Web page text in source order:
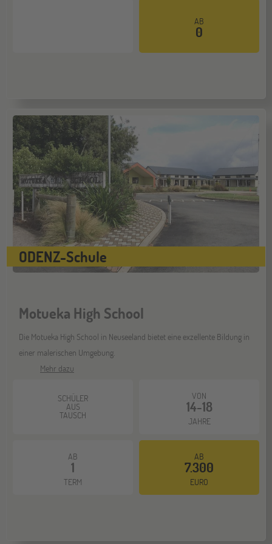
17
OKT
Stuttgart
Jugendbildungsmesse JuBi
28
OKT
ONLINE
Schüleraustausch-Infoabend (Ozeanien)
Bochum
07
NOV
Berlin
Jugendbildungsmesse JuBi
ONLINE
Schüleraustausch-Infoabend (Europa)
Hannover
Jugendbildungsmesse JuBi
AB
0
ODENZ-Schule
Motueka High School
Die Motueka High School in Neuseeland bietet eine exzellente Bildung in
einer malerischen Umgebung.
Mehr dazu
SCHÜLER
AUS
TAUSCH
VON
14-18
JAHRE
AB
1
TERM
AB
7.300
EURO